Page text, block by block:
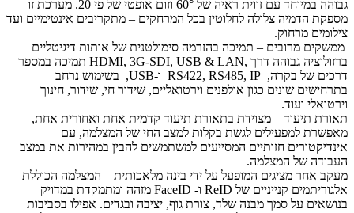
גבוהה במיוחד עם זווית ראיה של 60° וזום אופטי של פי 20. מערכת זו
מספקת הדמיה צלולה לחלוטין בכל המרחקים – מתקריבים אינטימיים ועד
צילומים מרחוק.
ממשקים מרובים – תמיכה בהזרמה סימולטנית של אותות דיגיטליים
ברזולוציה גבוהה דרך ,HDMI, 3G-SDI, USB & LAN תמיכה במספר
דרכים של בקרה, RS422, RS485, IP ו-USB, בשימוש נרחב
בתרחישים שונים כגון אולפנים וירטואליים, שידור חי, שידור, חינוך
וירטואלי ועוד.
תאורת תיעוד – מצוידת בתאורת תיעוד קדמית אחת ואחורית אחת,
מאפשרת למפעילים לגשת בקלות למצב החי של המצלמה, עם
אינדיקטורים חזותיים המסייעים למשתמשים להבין במהירות את במצב
העבודה של המצלמה.
מעקב אחר מציגים המופעל על ידי בינה מלאכותית – המצלמה הכוללת
אלגוריתמים קנייניים של ReID ו- FaceID מזהה ומתמקדת במדויק
בנושאים על סמך מבנה שלד, צורת גוף, יציבה ובגדים. אפילו בסביבות